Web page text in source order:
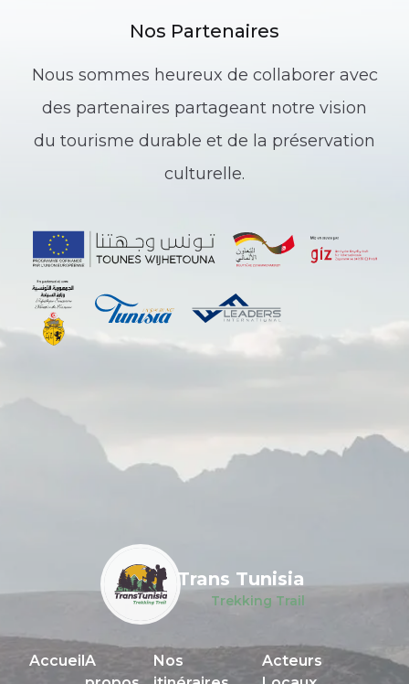
Nos Partenaires
Nous sommes heureux de collaborer avec
des partenaires partageant notre vision
du tourisme durable et de la préservation
culturelle.
Trans Tunisia
Trekking Trail
Accueil A
Nos
Acteurs